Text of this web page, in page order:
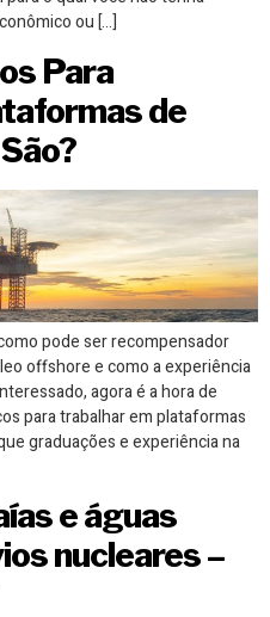
ou […]
Para
de
pode ser recompensador
offshore e como a experiência
agora é a hora de
para trabalhar em plataformas
graduações e experiência na
e águas
nucleares –